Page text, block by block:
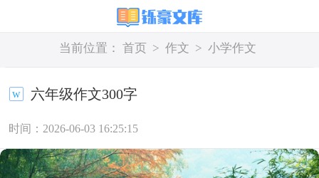
当前位置： 首页 > 作文 > 小学作文
六年级作文300字
时间：2026-06-03 16:25:15